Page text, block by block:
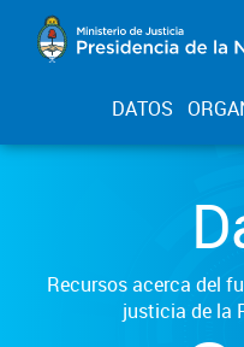
DATOS
Recursos acerca del
justicia de la